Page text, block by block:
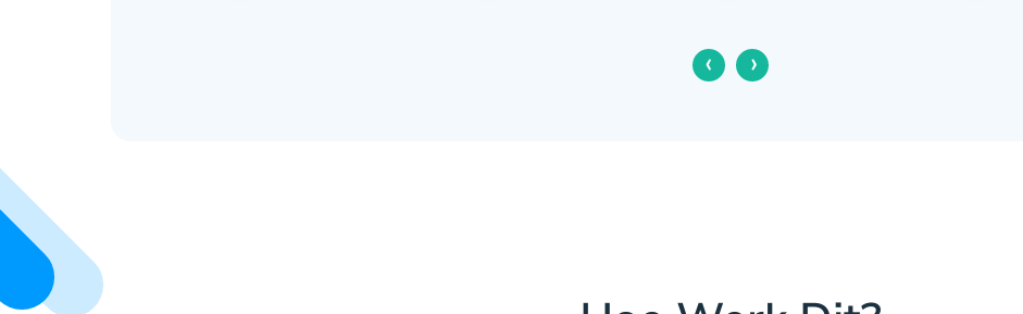
‹ ›